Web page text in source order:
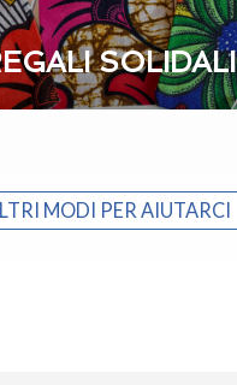
SOLIDALI
MODI PER AIUTARCI